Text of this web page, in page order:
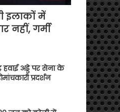
इलाकों में
नहीं, गर्मी
हवाई अड्डे पर सेना के
प्रदर्शन